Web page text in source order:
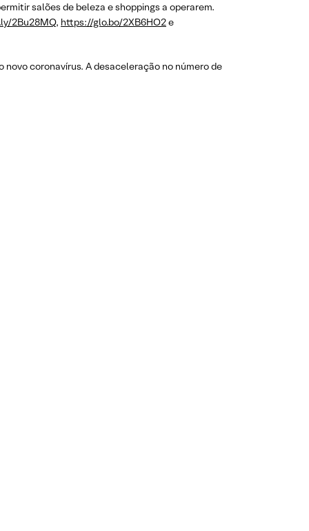
salões de beleza e shoppings a operarem.
2Bu28MQ, https://glo.bo/2XB6HO2e
novo coronavírus. A desaceleração no número de